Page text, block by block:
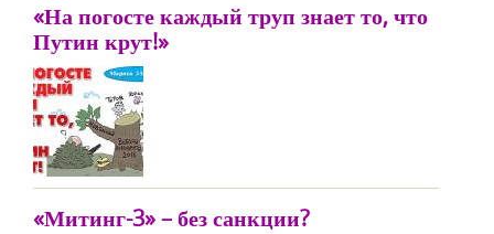
«На погосте каждый труп знает то, что
Путин крут!»
«Митинг-3» – без санкции?